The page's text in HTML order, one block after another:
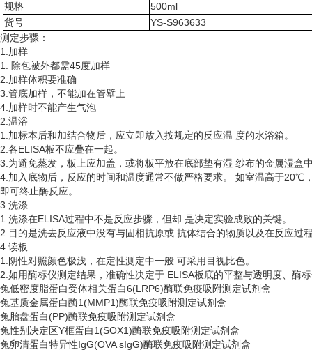
规格
500ml
货号
YS-S963633
测定步骤：
1.加样
1. 除包被外都需45度加样
2.加样体积要准确
3.管底加样，不能加在管壁上
4.加样时不能产生气泡
2.温浴
1.加标本后和加结合物后，应立即放入按规定的反应温 度的水浴箱。
2.各ELISA板不应叠在一起。
3.为避免蒸发，板上应加盖，或将板平放在底部垫有湿 纱布的金属湿盒
4.加入底物后，反应的时间和温度通常不做严格要求。 如室温高于20℃
即可终止酶反应。
3.洗涤
1.洗涤在ELISA过程中不是反应步骤，但却 是决定实验成败的关键。
2.目的是洗去反应液中没有与固相抗原或 抗体结合的物质以及在反应过
4.读板
1.阴性对照颜色极浅，在定性测定中一般 可采用目视比色。
2.如用酶标仪测定结果，准确性决定于 ELISA板底的平整与透明度、酶
兔低密度脂蛋白受体相关蛋白6(LRP6)酶联免疫吸附测定试剂盒
兔基质金属蛋白酶1(MMP1)酶联免疫吸附测定试剂盒
兔胎盘蛋白(PP)酶联免疫吸附测定试剂盒
兔性别决定区Y框蛋白1(SOX1)酶联免疫吸附测定试剂盒
兔卵清蛋白特异性IgG(OVA sIgG)酶联免疫吸附测定试剂盒